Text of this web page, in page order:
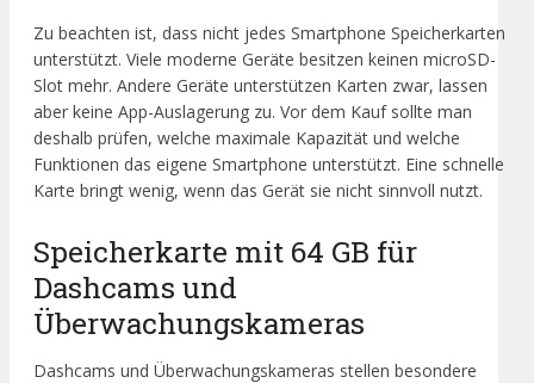
Zu beachten ist, dass nicht jedes Smartphone Speicherkarten
unterstützt. Viele moderne Geräte besitzen keinen microSD-
Slot mehr. Andere Geräte unterstützen Karten zwar, lassen
aber keine App-Auslagerung zu. Vor dem Kauf sollte man
deshalb prüfen, welche maximale Kapazität und welche
Funktionen das eigene Smartphone unterstützt. Eine schnelle
Karte bringt wenig, wenn das Gerät sie nicht sinnvoll nutzt.
Speicherkarte mit 64 GB für
Dashcams und
Überwachungskameras
Dashcams und Überwachungskameras stellen besondere